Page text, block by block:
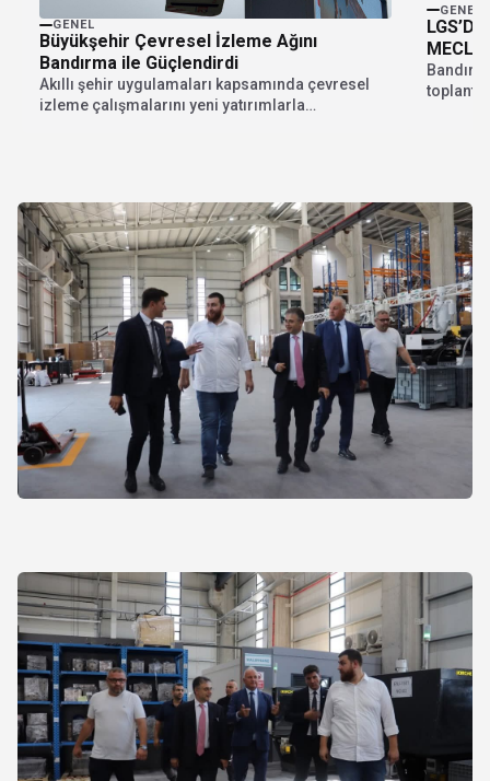
GENEL
Büyükşehir Çevresel İzleme Ağını
Bandırma ile Güçlendirdi
Akıllı şehir uygulamaları kapsamında çevresel
izleme çalışmalarını yeni yatırımlarla
GENEL